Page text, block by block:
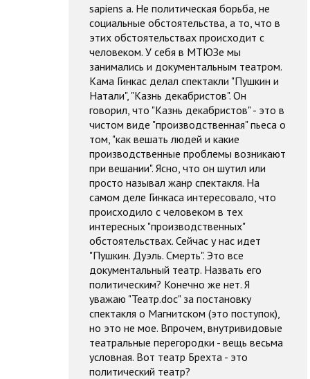
sapiens а. Не политическая борьба, не
социальные обстоятельства, а то, что в
этих обстоятельствах происходит с
человеком. У себя в МТЮЗе мы
занимались и документальным театром.
Кама Гинкас делал спектакли "Пушкин и
Натали", "Казнь декабристов". Он
говорил, что "Казнь декабристов" - это в
чистом виде "производственная" пьеса о
том, "как вешать людей и какие
производственные проблемы возникают
при вешании". Ясно, что он шутил или
просто называл жанр спектакля. На
самом деле Гинкаса интересовало, что
происходило с человеком в тех
интересных "производственных"
обстоятельствах. Сейчас у нас идет
"Пушкин. Дуэль. Смерть". Это все
документальный театр. Назвать его
политическим? Конечно же нет. Я
уважаю "Театр.doc" за постановку
спектакля о Магнитском (это поступок),
но это не мое. Впрочем, внутривидовые
театральные перегородки - вещь весьма
условная. Вот театр Брехта - это
политический театр?